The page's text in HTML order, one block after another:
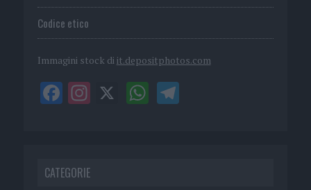
Codice etico
Immagini stock di it.depositphotos.com
CATEGORIE